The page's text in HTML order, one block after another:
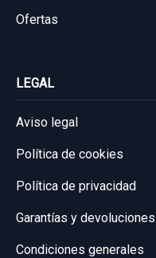
Ofertas
LEGAL
Aviso legal
Política de cookies
Política de privacidad
Garantías y devoluciones
Condiciones generales